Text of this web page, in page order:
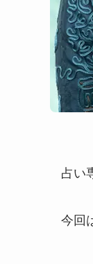
占い
今回